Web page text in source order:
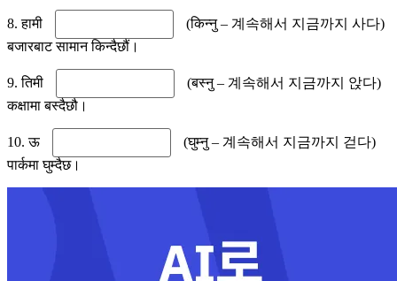
8. हामी
(किन्नु – 계속해서 지금까지 사다)
बजारबाट सामान किन्दैछौं।
9. तिमी
(बस्नु – 계속해서 지금까지 앉다)
कक्षामा बस्दैछौ।
10. ऊ
(घुम्नु – 계속해서 지금까지 걷다)
पार्कमा घुम्दैछ।